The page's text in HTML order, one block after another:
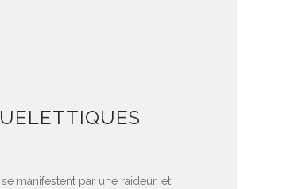
manifestent par une raideur, et